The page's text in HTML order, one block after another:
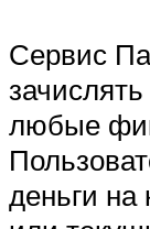
Сервис
любые
деньги на